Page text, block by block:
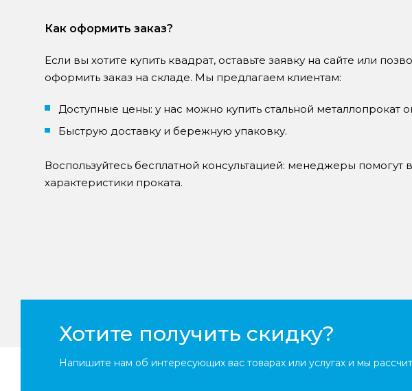
Как оформить заказ?
Если вы хотите купить квадрат, оставьте заявку на сайте или
оформить заказ на складе. Мы предлагаем клиентам:
Доступные цены: у нас можно купить стальной металлопрокат
Быструю доставку и бережную упаковку.
Воспользуйтесь бесплатной консультацией: менеджеры
характеристики проката.
Хотите получить скидку?
Напишите нам об интересующих вас товарах или услугах и мы